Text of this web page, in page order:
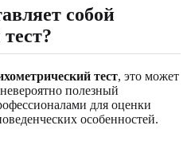
собой
тест, это может
полезный
для оценки
особенностей.